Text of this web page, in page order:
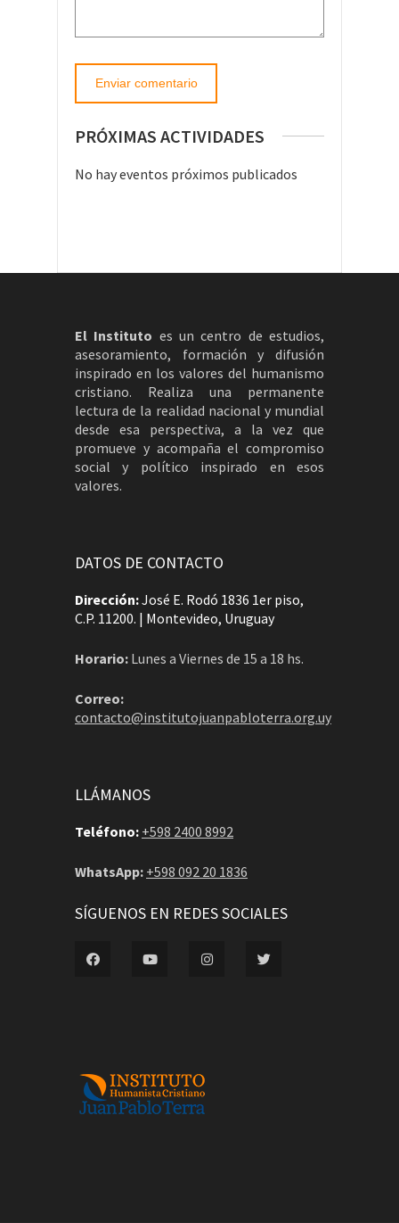
PRÓXIMAS ACTIVIDADES
No hay eventos próximos publicados
El Instituto es un centro de estudios,
asesoramiento, formación y difusión
inspirado en los valores del humanismo
cristiano. Realiza una permanente
lectura de la realidad nacional y mundial
desde esa perspectiva, a la vez que
promueve y acompaña el compromiso
social y político inspirado en esos
valores.
DATOS DE CONTACTO
Dirección:José E. Rodó 1836 1er piso,
C.P. 11200. | Montevideo, Uruguay
Horario: Lunes a Viernes de 15 a 18 hs.
Correo:
contacto@institutojuanpabloterra.org.uy
LLÁMANOS
Teléfono: +598 2400 8992
WhatsApp: +598 092 20 1836
SÍGUENOS EN REDES SOCIALES